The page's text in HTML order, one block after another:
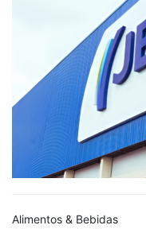
Alimentos & Bebidas